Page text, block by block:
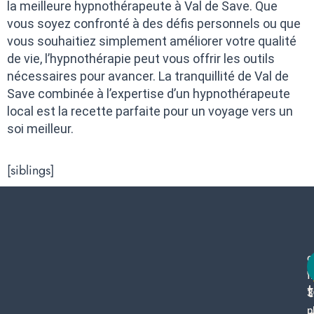
la meilleure hypnothérapeute à Val de Save. Que
vous soyez confronté à des défis personnels ou que
vous souhaitiez simplement améliorer votre qualité
de vie, l’hypnothérapie peut vous offrir les outils
nécessaires pour avancer. La tranquillité de Val de
Save combinée à l’expertise d’un hypnothérapeute
local est la recette parfaite pour un voyage vers un
soi meilleur.
[siblings]